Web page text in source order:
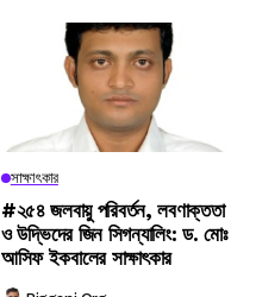
সাক্ষাৎকার
#২৫৪ জলবায়ু পরিবর্তন, লবণাক্ততা
ও উদ্ভিদের জিন সিগন্যালিং: ড. মোঃ
আসিফ ইকবালের সাক্ষাৎকার